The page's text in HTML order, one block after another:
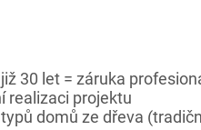
30 let = záruka
realizaci projektu
domů ze dřeva